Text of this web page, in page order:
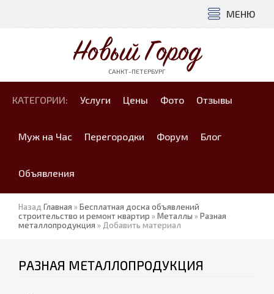
МЕНЮ
Новый Город
САНКТ-ПЕТЕРБУРГ
КАТЕГОРИИ: Услуги Цены Фото Отзывы
Муж на Час Перегородки Форум Блог
Объявления
Назад Главная »Бесплатная доска объявлений
строительство и ремонт квартир »Металлы »Разная
металлопродукция » Добавить материал
РАЗНАЯ МЕТАЛЛОПРОДУКЦИЯ